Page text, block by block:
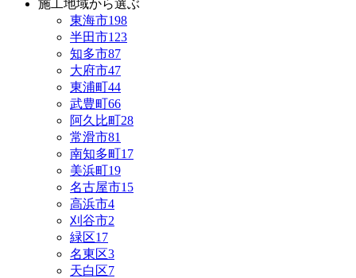
施工地域から選ぶ
東海市198
半田市123
知多市87
大府市47
東浦町44
武豊町66
阿久比町28
常滑市81
南知多町17
美浜町19
名古屋市15
高浜市4
刈谷市2
緑区17
名東区3
天白区7